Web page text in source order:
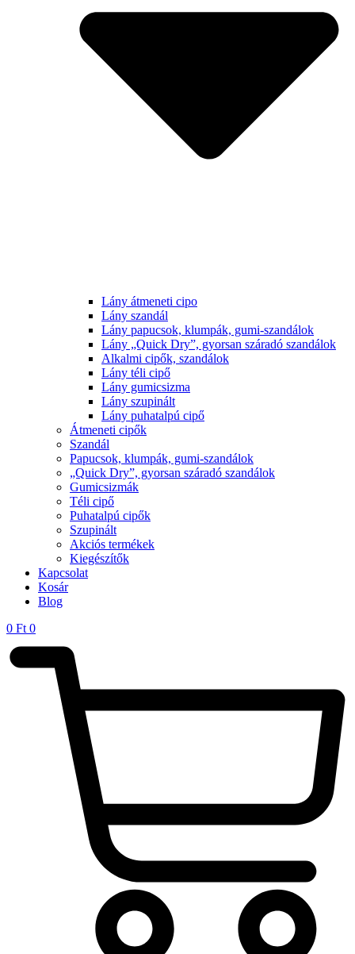
Lány átmeneti cipo
Lány szandál
Lány papucsok, klumpák, gumi-szandálok
Lány „Quick Dry”, gyorsan száradó szandálok
Alkalmi cipők, szandálok
Lány téli cipő
Lány gumicsizma
Lány szupinált
Lány puhatalpú cipő
Átmeneti cipők
Szandál
Papucsok, klumpák, gumi-szandálok
„Quick Dry”, gyorsan száradó szandálok
Gumicsizmák
Téli cipő
Puhatalpú cipők
Szupinált
Akciós termékek
Kiegészítők
Kapcsolat
Kosár
Blog
0 Ft 0